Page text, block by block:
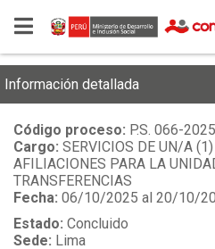
Información detallada
Código proceso: P.S. 066-
Cargo: SERVICIOS DE UN/A
AFILIACIONES PARA LA
TRANSFERENCIAS
Fecha: 06/10/2025 al 20/10/
Estado: Concluido
Sede: Lima